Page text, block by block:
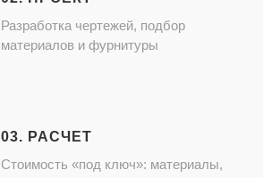
Разработка чертежей, подбор
материалов и фурнитуры
03. РАСЧЕТ
Стоимость «под ключ»: материалы,